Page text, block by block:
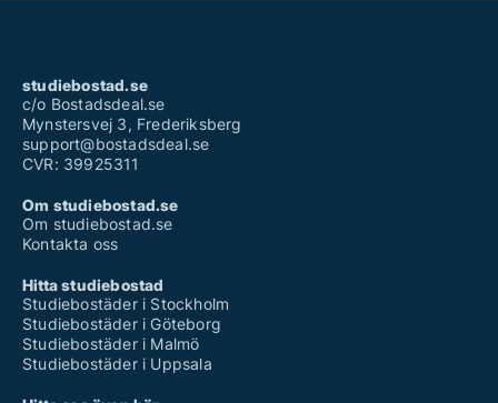
studiebostad.se
c/o Bostadsdeal.se
Mynstersvej 3, Frederiksberg
support@bostadsdeal.se
CVR: 39925311
Om studiebostad.se
Om studiebostad.se
Kontakta oss
Hitta studiebostad
Studiebostäder i Stockholm
Studiebostäder i Göteborg
Studiebostäder i Malmö
Studiebostäder i Uppsala